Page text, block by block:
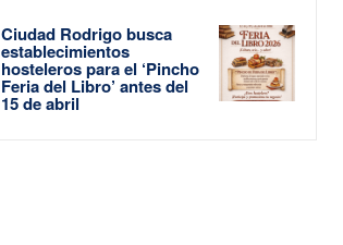
Ciudad Rodrigo busca
establecimientos
hosteleros para el ‘Pincho
Feria del Libro’ antes del
15 de abril